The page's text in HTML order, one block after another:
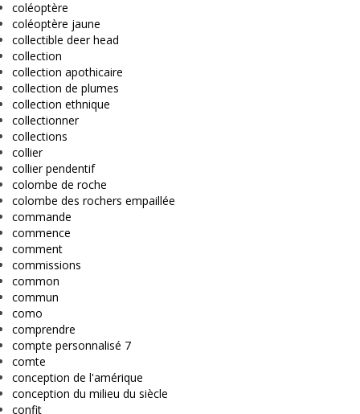
coléoptère
coléoptère jaune
collectible deer head
collection
collection apothicaire
collection de plumes
collection ethnique
collectionner
collections
collier
collier pendentif
colombe de roche
colombe des rochers empaillée
commande
commence
comment
commissions
common
commun
como
comprendre
compte personnalisé 7
comte
conception de l'amérique
conception du milieu du siècle
confit